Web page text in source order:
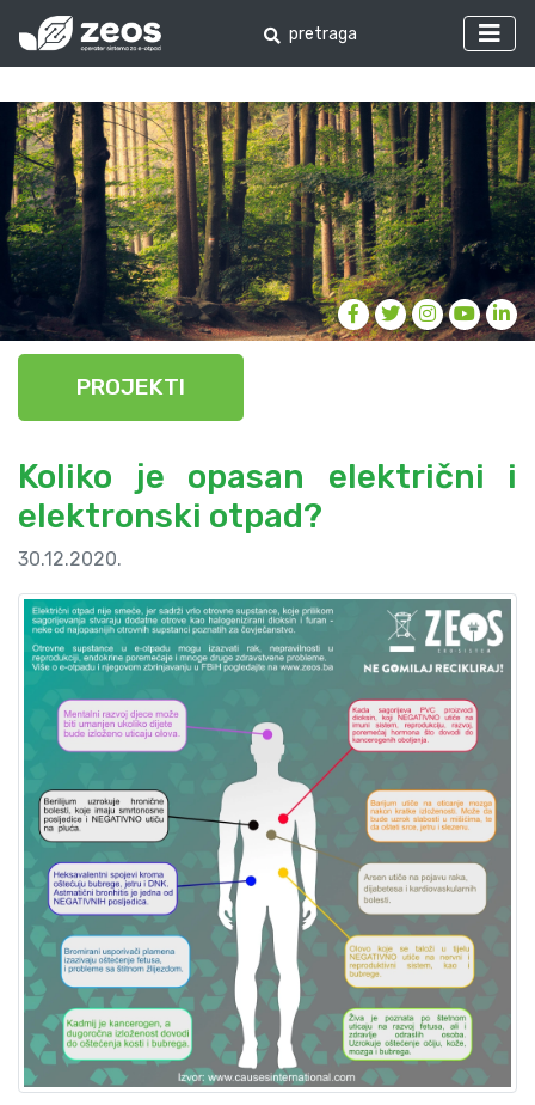
PROJEKTI
Koliko je opasan električni i
elektronski otpad?
30.12.2020.